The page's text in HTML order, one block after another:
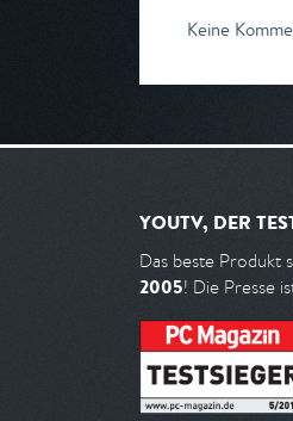
Keine
YOUTV, DER
Das beste Produkt
2005! Die Presse